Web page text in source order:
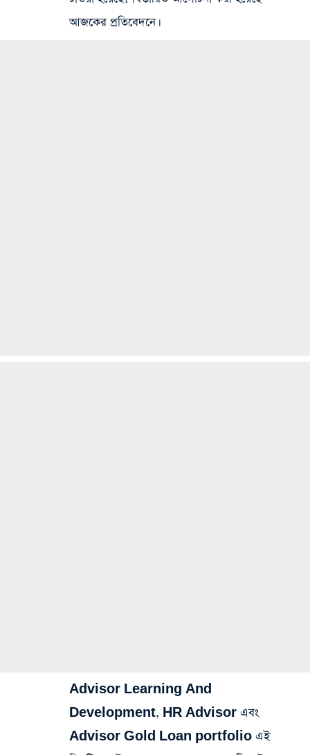
আজকের প্রতিবেদনে।
Advisor Learning And
Development, HR Advisor এবং
Advisor Gold Loan portfolio এই